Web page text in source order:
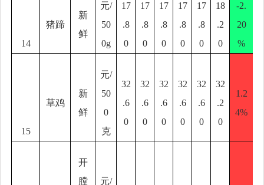
14
猪蹄
新
鲜
元/
50
0g
17
.8
0
17
.8
0
17
.8
0
17
.8
0
17
.8
0
18
.2
0
-2.
20
%
15
草鸡
新
鲜
元/
50
0
克
32
.6
0
32
.6
0
32
.6
0
32
.6
0
32
.6
0
32
.2
0
1.2
4%
开
膛
元/